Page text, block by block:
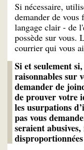
Si nécessaire,
demander de
langage clair - de
possède sur vous.
courrier qui vous
Si et seulement
raisonnables sur
demander de
de prouver votre
les usurpations
pas vous
seraient